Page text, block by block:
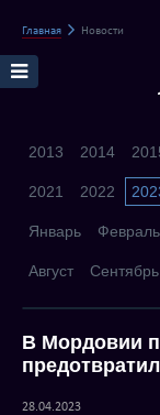
Главная Новости
2013 2014
2021 2022
Январь Февраль
Август Сентябрь
В Мордовии
28.04.2023